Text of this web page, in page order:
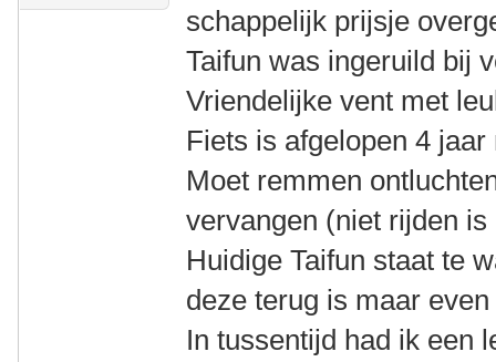
schappelijk prijsje
Taifun was ingeruild bij
Vriendelijke vent met
Fiets is afgelopen 4
Moet remmen
vervangen (niet rijden is
Huidige Taifun staat te
deze terug is maar
In tussentijd had ik een